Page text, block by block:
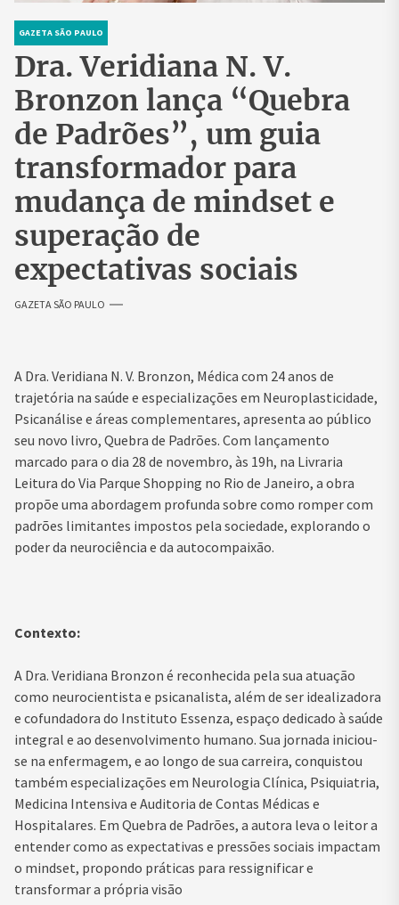
GAZETA SÃO PAULO
Dra. Veridiana N. V.
Bronzon lança “Quebra
de Padrões”, um guia
transformador para
mudança de mindset e
superação de
expectativas sociais
GAZETA SÃO PAULO
A Dra. Veridiana N. V. Bronzon, Médica com 24 anos de
trajetória na saúde e especializações em Neuroplasticidade,
Psicanálise e áreas complementares, apresenta ao público
seu novo livro, Quebra de Padrões. Com lançamento
marcado para o dia 28 de novembro, às 19h, na Livraria
Leitura do Via Parque Shopping no Rio de Janeiro, a obra
propõe uma abordagem profunda sobre como romper com
padrões limitantes impostos pela sociedade, explorando o
poder da neurociência e da autocompaixão.
Contexto:
A Dra. Veridiana Bronzon é reconhecida pela sua atuação
como neurocientista e psicanalista, além de ser idealizadora
e cofundadora do Instituto Essenza, espaço dedicado à saúde
integral e ao desenvolvimento humano. Sua jornada iniciou-
se na enfermagem, e ao longo de sua carreira, conquistou
também especializações em Neurologia Clínica, Psiquiatria,
Medicina Intensiva e Auditoria de Contas Médicas e
Hospitalares. Em Quebra de Padrões, a autora leva o leitor a
entender como as expectativas e pressões sociais impactam
o mindset, propondo práticas para ressignificar e
transformar a própria visão